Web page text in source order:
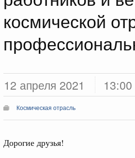
космической
12 апреля 2021 13:00
Космическая отрасль
Дорогие друзья!
Здоровье
Культура
Государство
программы